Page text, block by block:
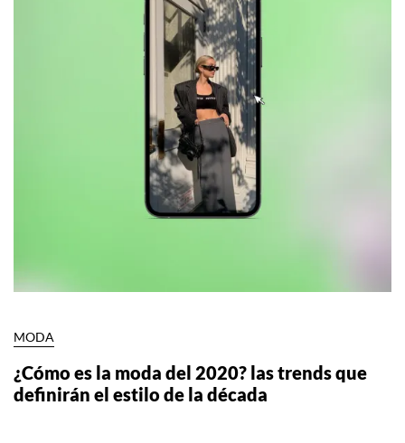
MODA
¿Cómo es la moda del 2020? las trends que
definirán el estilo de la década